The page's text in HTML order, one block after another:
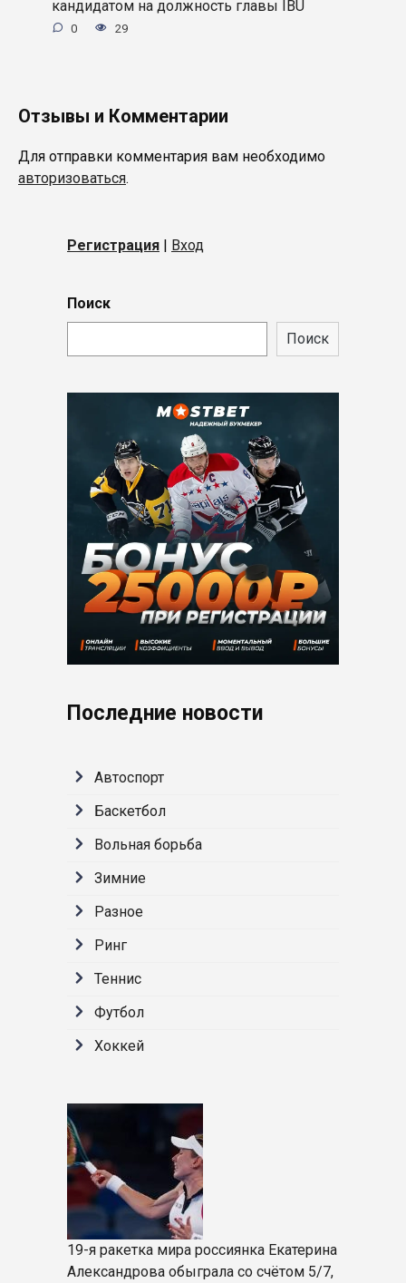
кандидатом на должность главы IBU
0 29
Отзывы и Комментарии
Для отправки комментария вам необходимо
авторизоваться.
Регистрация | Вход
Поиск
Поиск
Последние новости
Автоспорт
Баскетбол
Вольная борьба
Зимние
Разное
Ринг
Теннис
Футбол
Хоккей
19-я ракетка мира россиянка Екатерина
Александрова обыграла со счётом 5/7,